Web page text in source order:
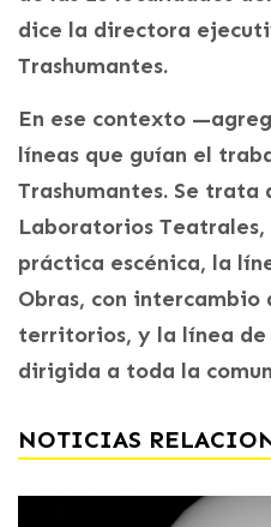
dice la directora
Trashumantes.
En ese contexto
líneas que guían el
Trashumantes. Se trata
Laboratorios
práctica escénica, la
Obras, con
territorios, y la línea
dirigida a toda la
NOTICIAS